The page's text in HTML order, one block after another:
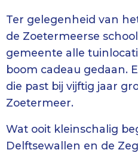
Ter gelegenheid van
de Zoetermeerse
gemeente alle
boom cadeau gedaan.
die past bij vijftig jaar
Zoetermeer.
Wat ooit kleinschalig
Delftsewallen en de